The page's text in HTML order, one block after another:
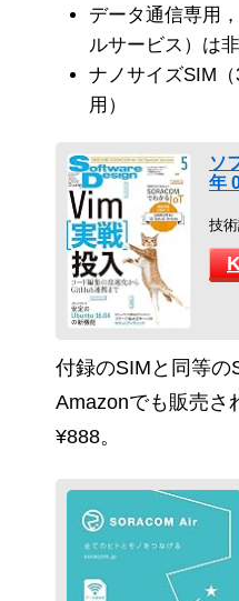
データ通信専用
ルサービス）は
ナノサイズSIM
用）
ソ
年
技
付録のSIMと同等の
Amazonでも販売さ
¥888。